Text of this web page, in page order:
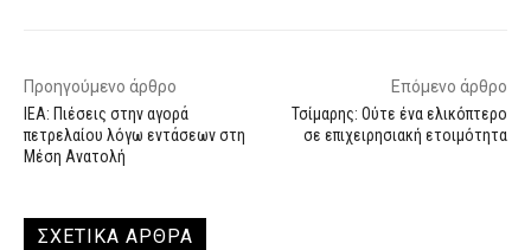
Προηγούμενο άρθρο
IEA: Πιέσεις στην αγορά
πετρελαίου λόγω εντάσεων στη
Μέση Ανατολή
Επόμενο άρθρο
Τσίμαρης: Ούτε ένα ελικόπτερο
σε επιχειρησιακή ετοιμότητα
ΣΧΕΤΙΚΑ ΑΡΘΡΑ